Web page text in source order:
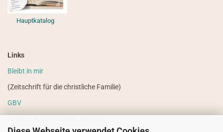
Hauptkatalog
Links
Bleibt in mir
(Zeitschrift für die christliche Familie)
GBV